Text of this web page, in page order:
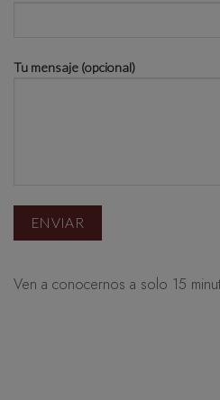
Tu mensaje (opcional)
Ven a conocernos a solo 15